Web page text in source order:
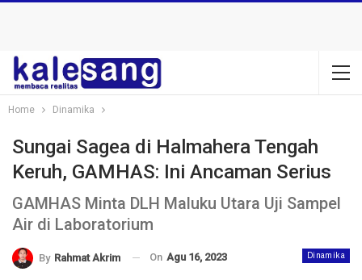
Home Dinamika
Sungai Sagea di Halmahera Tengah
Keruh, GAMHAS: Ini Ancaman Serius
GAMHAS Minta DLH Maluku Utara Uji Sampel
Air di Laboratorium
Dinamika
By Rahmat Akrim On Agu 16, 2023